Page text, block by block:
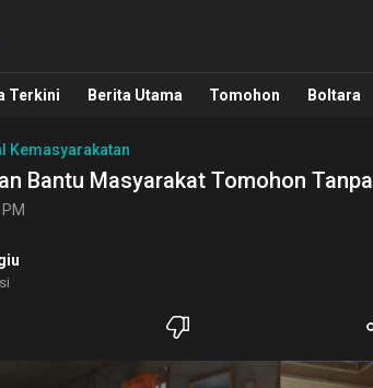
Sulawesi Utara, Kawanua, Politik,
Terkini Berita Utama Tomohon Boltara
Kemasyarakatan
Bantu Masyarakat Tomohon